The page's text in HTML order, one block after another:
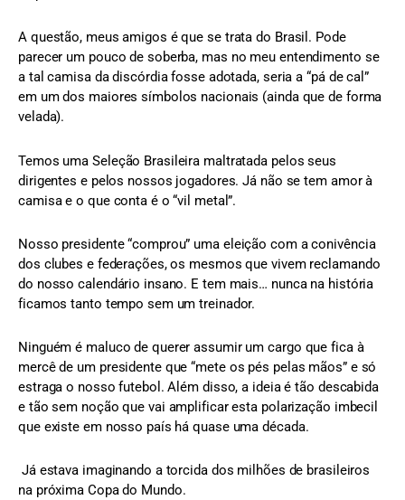
A questão, meus amigos é que se trata do Brasil. Pode
parecer um pouco de soberba, mas no meu entendimento se
a tal camisa da discórdia fosse adotada, seria a “pá de cal”
em um dos maiores símbolos nacionais (ainda que de forma
velada).
Temos uma Seleção Brasileira maltratada pelos seus
dirigentes e pelos nossos jogadores. Já não se tem amor à
camisa e o que conta é o “vil metal”.
Nosso presidente “comprou” uma eleição com a conivência
dos clubes e federações, os mesmos que vivem reclamando
do nosso calendário insano. E tem mais… nunca na história
ficamos tanto tempo sem um treinador.
Ninguém é maluco de querer assumir um cargo que fica à
mercê de um presidente que “mete os pés pelas mãos” e só
estraga o nosso futebol. Além disso, a ideia é tão descabida
e tão sem noção que vai amplificar esta polarização imbecil
que existe em nosso país há quase uma década.
Já estava imaginando a torcida dos milhões de brasileiros
na próxima Copa do Mundo.